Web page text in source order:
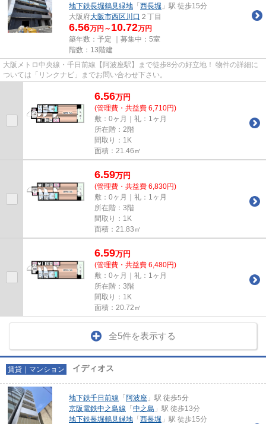
地下鉄長堀鶴見緑地 「 西長堀 」駅 徒歩15分
大阪府大阪市西区 川口 ２丁目
6.56万円～ 10.72万円
築年数：予定 ｜募集中： 5室
階数：13階建
大阪メトロ中央線・千日前線【阿波座駅】まで徒歩8分の好立地！ 物件の詳細に
ついては「リンクナビ」までお問い合わせ下さい。
6.56万円
(管理費・共益費 6,710円)
敷：0ヶ月｜礼：1ヶ月
所在階：2階
間取り：1K
面積：21.46㎡
6.59万円
(管理費・共益費 6,830円)
敷：0ヶ月｜礼：1ヶ月
所在階：3階
間取り：1K
面積：21.83㎡
6.59万円
(管理費・共益費 6,480円)
敷：0ヶ月｜礼：1ヶ月
所在階：3階
間取り：1K
面積：20.72㎡
全5件を表示する
賃貸｜マンション イディオス
地下鉄千日前線 「 阿波座 」駅 徒歩5分
京阪電鉄中之島線 「 中之島 」駅 徒歩13分
地下鉄長堀鶴見緑地 「 西長堀 」駅 徒歩15分